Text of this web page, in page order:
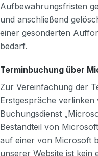
Aufbewahrungsfristen
und anschließend
einer gesonderten
bedarf.
Terminbuchung über
Zur Vereinfachung der
Erstgespräche
Buchungsdienst
Bestandteil von
auf einer von Microsoft
unserer Website ist kein